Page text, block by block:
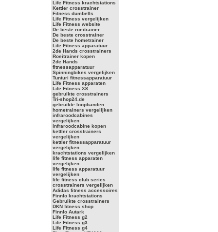
Life Fitness krachtstations
Kettler crosstrainer
Fitness dumbells
Life Fitness vergelijken
Life Fitness website
De beste roeitrainer
De beste crosstrainer
De beste hometrainer
Life Fitness apparatuur
2de Hands crosstrainers
Roeitrainer kopen
2de Hands
fitnessapparatuur
Spinningbikes vergelijken
Tunturi fitnessapparatuur
Life Fitness apparaten
Life Fitness X8
gebruikte crosstrainers
Tri-shop24.de
gebruikte loopbanden
hometrainers vergelijken
infraroodcabines
vergelijken
infraroodcabine kopen
kettler crosstrainers
vergelijken
kettler fitnessapparatuur
vergelijken
krachtstations vergelijken
life fitness apparaten
vergelijken
life fitness apparatuur
vergelijken
life fitness club series
crosstrainers vergelijken
Adidas fitness accessoires
Finnlo krachtstations
Gebruikte crosstrainers
DKN fitness shop
Finnlo Autark
Life Fitness g2
Life Fitness g3
Life Fitness g4